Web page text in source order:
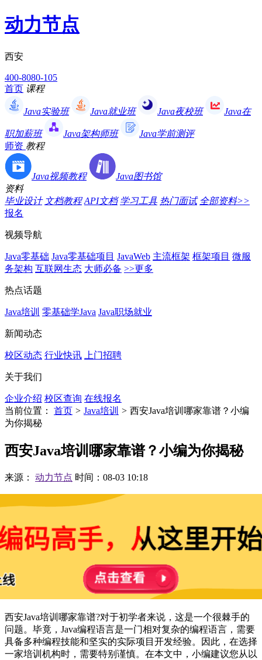
动力节点
西安
400-8080-105
首页 课程
Java实验班 Java就业班 Java夜校班 Java在
职加薪班 Java架构师班
Java学前测评
师资 教程
Java视频教程
Java图书馆
资料
毕业设计 文档教程 API文档 学习工具 热门面试 全部资料>>
报名
视频导航
Java零基础 Java零基础项目 JavaWeb 主流框架 框架项目 微服
务架构 互联网生态 大师必备 >>更多
热点话题
Java培训 零基础学Java Java职场就业
新闻动态
校区动态 行业快讯 上门招聘
关于我们
企业介绍 校区查询 在线报名
当前位置：
首页 > Java培训 > 西安Java培训哪家靠谱？小编
为你揭秘
西安Java培训哪家靠谱？小编为你揭秘
来源： 动力节点 时间：08-03 10:18
西安Java培训哪家靠谱?对于初学者来说，这是一个很棘手的
问题。毕竟，Java编程语言是一门相对复杂的编程语言，需要
具备多种编程技能和坚实的实际项目开发经验。因此，在选择
一家培训机构时，需要特别谨慎。在本文中，小编建议您从以